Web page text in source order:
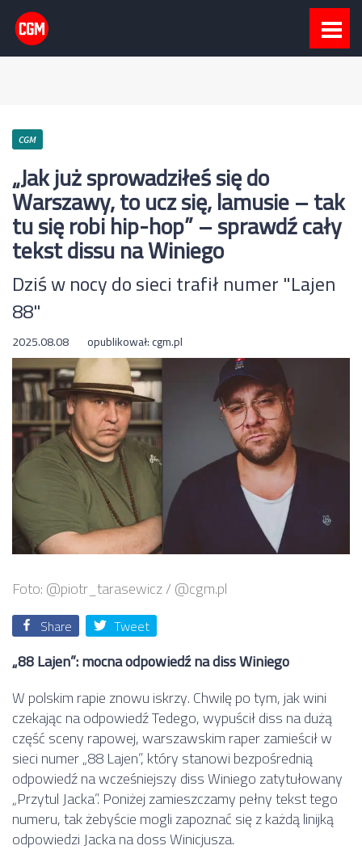
CGM
„Jak już sprowadziłeś się do
Warszawy, to ucz się, lamusie – tak
tu się robi hip-hop” – sprawdź cały
tekst dissu na Winiego
Dziś w nocy do sieci trafił numer "Lajen
88"
2025.08.08 opublikował:cgm.pl
Foto: @piotr_tarasewicz / @cgm.pl
Share Tweet
„88 Lajen”: mocna odpowiedź na diss Winiego
W polskim rapie znowu iskrzy. Chwilę po tym, jak wini
czekając na odpowiedź Tedego, wypuścił diss na dużą
część sceny rapowej, warszawskim raper zamieścił w
sieci numer „88 Lajen”, który stanowi bezpośrednią
odpowiedź na wcześniejszy diss Winiego zatytułowany
„Przytul Jacka”. Poniżej zamieszczamy pełny tekst tego
numeru, tak żebyście mogli zapoznać się z każdą linijką
odpowiedzi Jacka na doss Winicjusza.